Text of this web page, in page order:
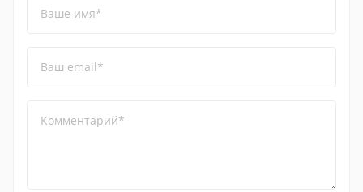
Ваше имя*
Ваш email*
Комментарий*